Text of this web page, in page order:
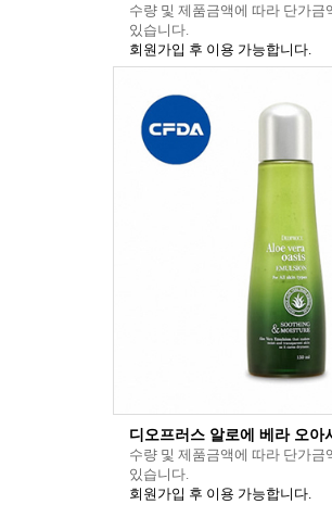
수량 및 제품금액에 따라 단가금
있습니다.
회원가입 후 이용 가능합니다.
디오프러스 알로에 베라 오아
수량 및 제품금액에 따라 단가금
있습니다.
회원가입 후 이용 가능합니다.